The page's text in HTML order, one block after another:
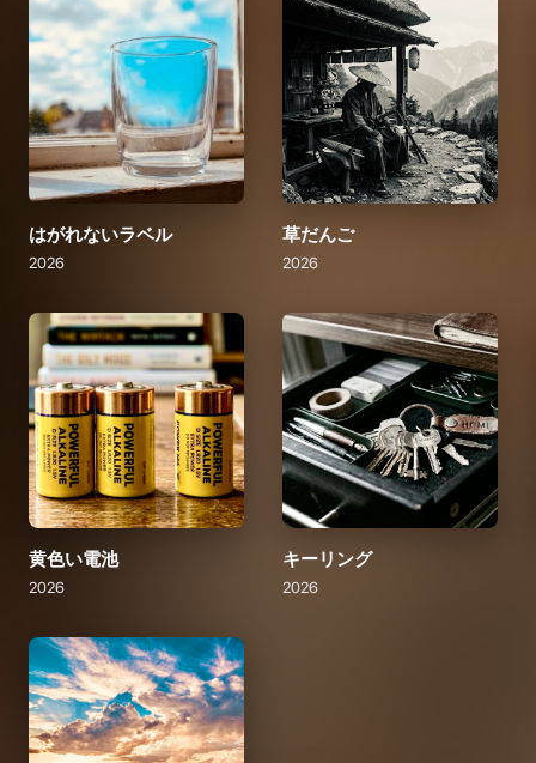
はがれないラベル
2026
草だんご
2026
黄色い電池
2026
キーリング
2026